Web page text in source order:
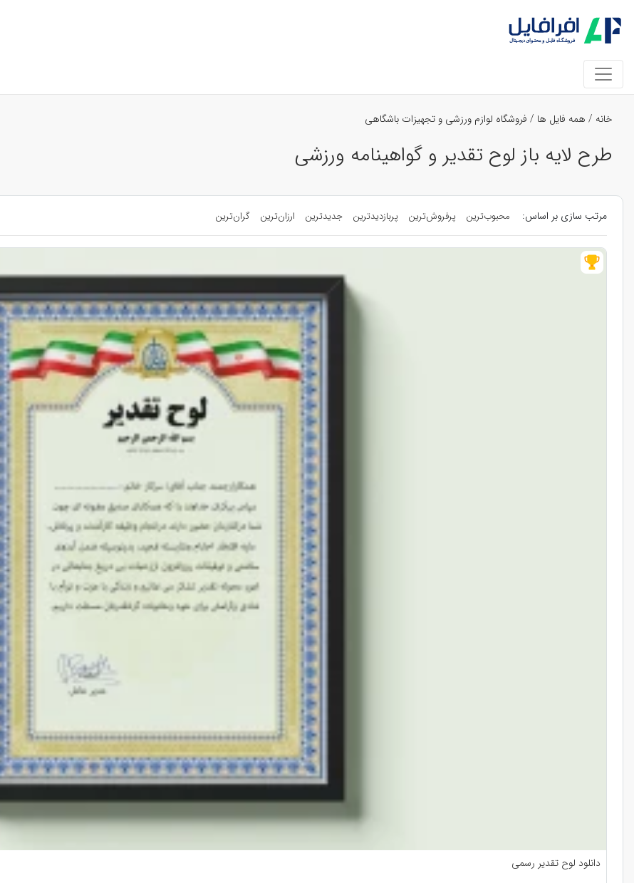
خانه / همه فایل ها / فروشگاه لوازم ورزشی و تجهیزات باشگاهی
طرح لایه باز لوح تقدیر و گواهینامه ورزشی
مرتب سازی بر اساس: محبوب‌ترین پرفروش‌ترین پربازدیدترین جدیدترین ارزان‌ترین گران‌ترین
دانلود لوح تقدیر رسمی